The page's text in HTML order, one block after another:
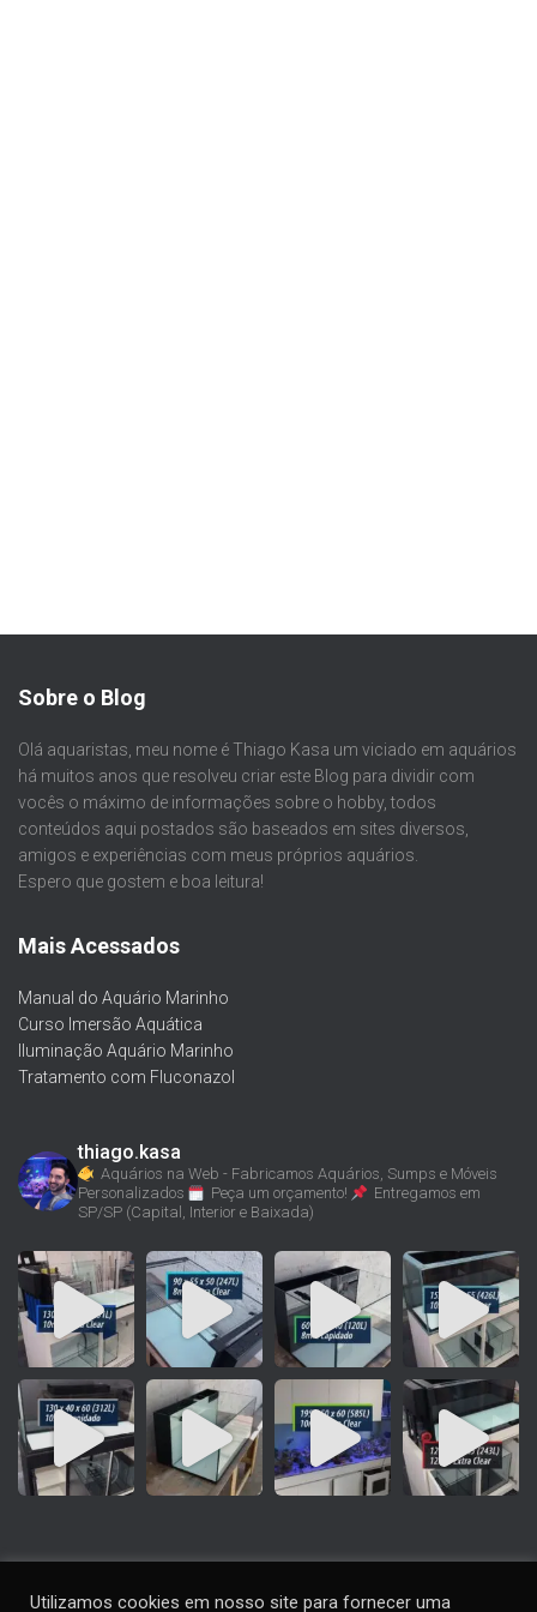
Sobre o Blog
Olá aquaristas, meu nome é Thiago Kasa um viciado em aquários
há muitos anos que resolveu criar este Blog para dividir com
vocês o máximo de informações sobre o hobby, todos
conteúdos aqui postados são baseados em sites diversos,
amigos e experiências com meus próprios aquários.
Espero que gostem e boa leitura!
Mais Acessados
Manual do Aquário Marinho
Curso Imersão Aquática
Iluminação Aquário Marinho
Tratamento com Fluconazol
thiago.kasa
Aquários na Web - Fabricamos Aquários, Sumps e Móveis
Personalizados
Peça um orçamento!
Entregamos em
SP/SP (Capital, Interior e Baixada)
Utilizamos cookies em nosso site para fornecer uma